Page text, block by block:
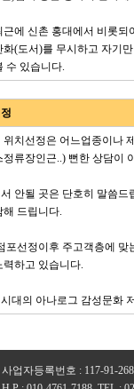
근에 신촌 홍대에서 비롯
화(도서)를 무시하고 자기
수 있습니다.
위치선정은 어느업종이나
정류장인근..) 뻔한 상담이
안될 곳은 단호히 말씀
해 드립니다.
포선정이후 주고객층에
력하고 있습니다.
대의 아나로그 감성문화
사업자등록번호 : 117-91-